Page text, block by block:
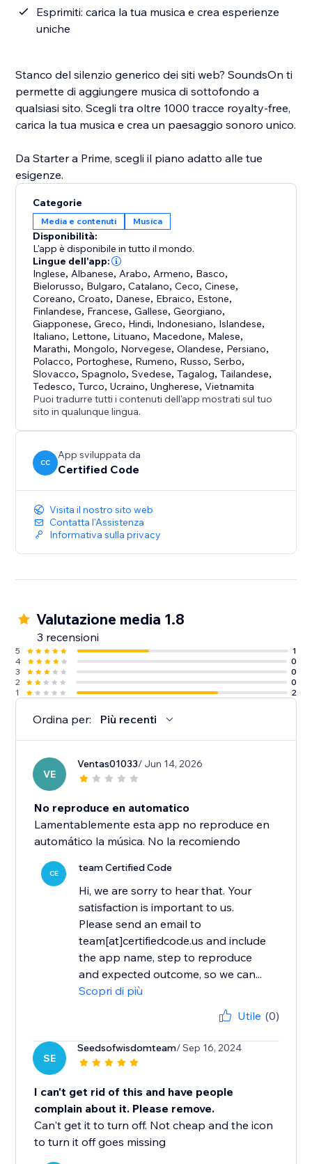
Esprimiti: carica la tua musica e crea esperienze
uniche
Stanco del silenzio generico dei siti web? SoundsOn ti
permette di aggiungere musica di sottofondo a
qualsiasi sito. Scegli tra oltre 1000 tracce royalty-free,
carica la tua musica e crea un paesaggio sonoro unico.
Da Starter a Prime, scegli il piano adatto alle tue
esigenze.
Categorie
Media e contenuti Musica
Disponibilità:
L'app è disponibile in tutto il mondo.
Lingue dell'app:
Inglese, Albanese, Arabo, Armeno, Basco,
Bielorusso, Bulgaro,Catalano,Ceco,Cinese,
Coreano,Croato, Danese, Ebraico, Estone,
Finlandese, Francese,Gallese,Georgiano,
Giapponese,Greco, Hindi, Indonesiano, Islandese,
Italiano, Lettone, Lituano, Macedone, Malese,
Marathi, Mongolo, Norvegese,Olandese, Persiano,
Polacco, Portoghese, Rumeno, Russo,Serbo,
Slovacco,Spagnolo,Svedese,Tagalog,Tailandese,
Tedesco,Turco,Ucraino,Ungherese,Vietnamita
Puoi tradurre tutti i contenuti dell'app mostrati sul tuo
sito in qualunque lingua.
CC
App sviluppata da
Certified Code
Visita il nostro sito web
Contatta l'Assistenza
Informativa sulla privacy
Valutazione media 1.8
3 recensioni
5
1
4
0
3
0
2
0
1
2
Ordina per: Più recenti
VE
Ventas01033/ Jun 14, 2026
No reproduce en automatico
Lamentablemente esta app no reproduce en
automático la música. No la recomiendo
CE team Certified Code
Hi, we are sorry to hear that. Your
satisfaction is important to us.
Please send an email to
team[at]certifiedcode.us and include
the app name, step to reproduce
and expected outcome, so we can...
Scopri di più
Utile (0)
SE
Seedsofwisdomteam/ Sep 16, 2024
I can't get rid of this and have people
complain about it. Please remove.
Can't get it to turn off. Not cheap and the icon
to turn it off goes missing